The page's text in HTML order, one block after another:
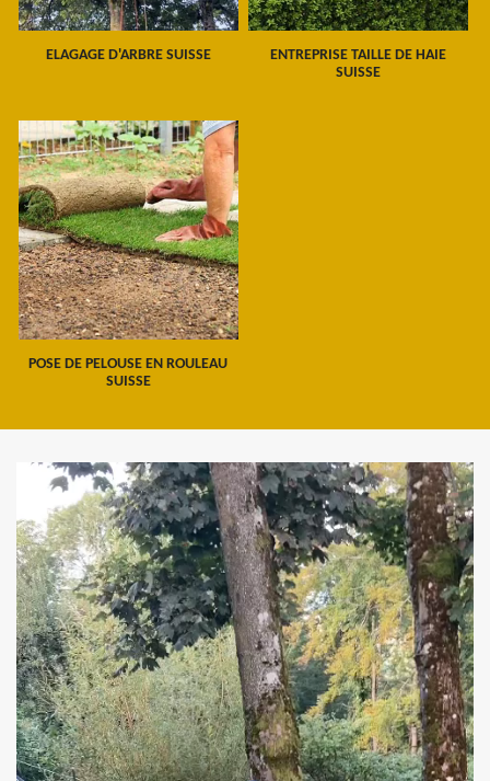
ELAGAGE D'ARBRE SUISSE
ENTREPRISE TAILLE DE HAIE
SUISSE
POSE DE PELOUSE EN ROULEAU
SUISSE